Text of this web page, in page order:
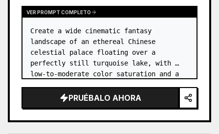
VER PROMPT COMPLETO
Create a wide cinematic fantasy
landscape of an ethereal Chinese
celestial palace floating over a
perfectly still turquoise lake, with
low-to-moderate color saturation and a
composition on an enormous white jade
and pale a…
PRUÉBALO AHORA